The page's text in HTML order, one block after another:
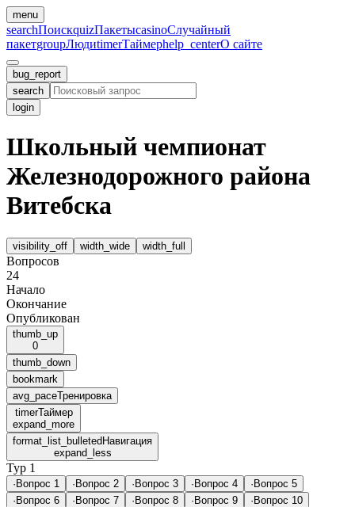
menu
searchПоискquizПакетыcasinoСлучайный
пакетgroupЛюдиtimerТаймерhelp_centerО сайте
bug_report
search
login
Школьный чемпионат
Железнодорожного района
Витебска
visibility_off width_wide width_full
Вопросов
24
Начало
Окончание
Опубликован
thumb_up
0
thumb_down
bookmark
avg_paceТренировка
timerТаймер
expand_more
format_list_bulleted Навигация
expand_less
Тур 1
· Вопрос 1 · Вопрос 2 · Вопрос 3 · Вопрос 4 · Вопрос 5
· Вопрос 6 · Вопрос 7 · Вопрос 8 · Вопрос 9 · Вопрос 10